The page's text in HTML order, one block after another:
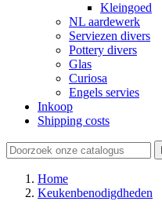
Kleingoed
NL aardewerk
Serviezen divers
Pottery divers
Glas
Curiosa
Engels servies
Inkoop
Shipping costs
Home
Keukenbenodigdheden